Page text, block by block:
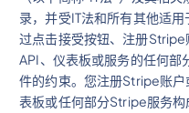
录，并受IT法和所有其他适
过点击接受按钮、注册
API、仪表板或服务的任何部
件的约束。您注册Stripe账
表板或任何部分Stripe服务